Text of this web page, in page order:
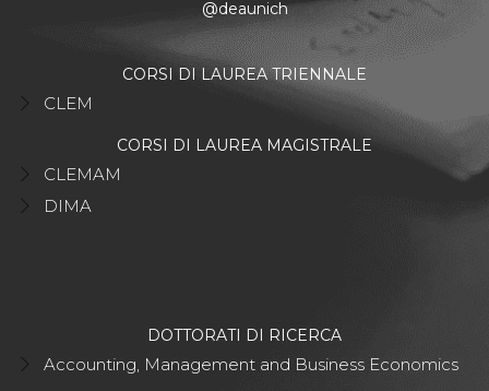
@deaunich
CORSI DI LAUREA TRIENNALE
CLEM
CORSI DI LAUREA MAGISTRALE
CLEMAM
DIMA
DOTTORATI DI RICERCA
Accounting, Management and Business Economics